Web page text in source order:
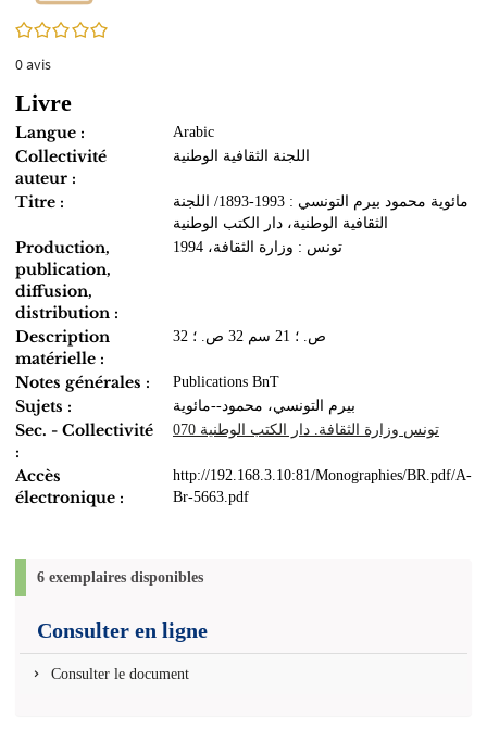
0/5
0avis
Livre
Langue : Arabic
Collectivité
auteur :
اللجنة الثقافية الوطنية
Titre :
مائوية محمود بيرم التونسي‏ : ‏1893-1993/ اللجنة
الثقافية الوطنية، دار الكتب الوطنية
Production,
publication,
diffusion,
distribution :
تونس : وزارة الثقافة، 1994
Description
matérielle :
32 ص. ؛ 21 سم 32 ص. ؛
Notes générales : Publications BnT
Sujets : بيرم التونسي، محمود--مائوية
Sec. - Collectivité
:
تونس وزارة الثقافة. دار الكتب الوطنية 070
Accès
électronique :
http://192.168.3.10:81/Monographies/BR.pdf/A-
Br-5663.pdf
6 exemplaires disponibles
Consulter en ligne
Consulter le document